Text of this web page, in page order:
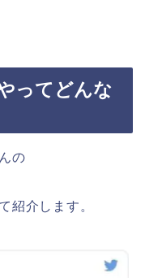
ってどんな
の
紹介します。